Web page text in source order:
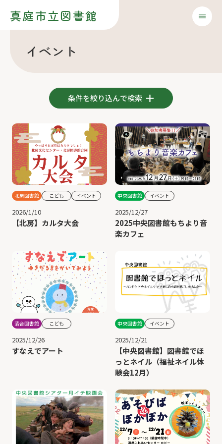
真庭市立図書館
イベント
条件を絞り込んで検索
北房図書館 こども イベント
2026/1/10
【北房】カルタ大会
中央図書館 イベント
2025/12/27
2025中央図書館もちより音
楽カフェ
落合図書館 こども
2025/12/26
すなえでアート
中央図書館 イベント
2025/12/21
【中央図書館】図書館でほ
っとネイル（福祉ネイル体
験会12月）